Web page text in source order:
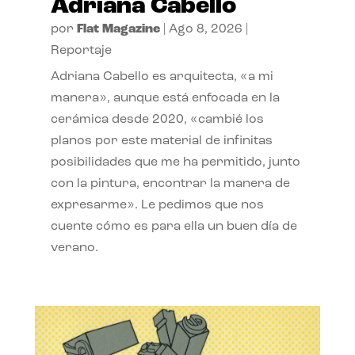
Adriana Cabello
por Flat Magazine| Ago 8, 2026
Reportaje
Adriana Cabello es arquitecta, «a mi
manera», aunque está enfocada en la
cerámica desde 2020, «cambié los
planos por este material de infinitas
posibilidades que me ha permitido, junto
con la pintura, encontrar la manera de
expresarme». Le pedimos que nos
cuente cómo es para ella un buen día de
verano.